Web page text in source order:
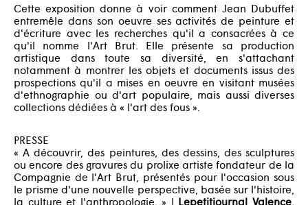
Cette exposition donne à voir comment Jean Dubuffet
entremêle dans son oeuvre ses activités de peinture et
d'écriture avec les recherches qu'il a consacrées à ce
qu'il nomme l'Art Brut. Elle présente sa production
artistique dans toute sa diversité, en s'attachant
notamment à montrer les objets et documents issus des
prospections qu'il a mises en oeuvre en visitant musées
d'ethnographie ou d'art populaire, mais aussi diverses
collections dédiées à « l'art des fous ».
PRESSE
« A découvrir, des peintures, des dessins, des sculptures
ou encore des gravures du prolixe artiste fondateur de la
Compagnie de l'Art Brut, présentés pour l'occasion sous
le prisme d'une nouvelle perspective, basée sur l'histoire,
la culture et l'anthropologie. » | Lepetitjournal Valence,